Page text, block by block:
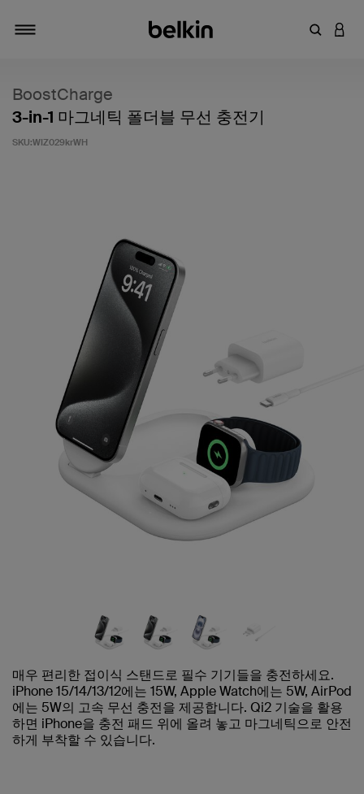
키워드
BoostCharge
3-in-1 마그네틱 폴더블 무선 충전기
SKU:WIZ029krWH
매우 편리한 접이식 스탠드로 필수 기기들을 충전하세요.
iPhone 15/14/13/12에는 15W, Apple Watch에는 5W, AirPod
에는 5W의 고속 무선 충전을 제공합니다. Qi2 기술을 활용
하면 iPhone을 충전 패드 위에 올려 놓고 마그네틱으로 안전
하게 부착할 수 있습니다.